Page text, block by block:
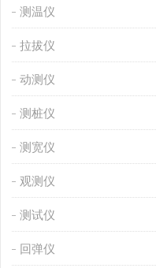
测温仪
拉拔仪
动测仪
测桩仪
测宽仪
观测仪
测试仪
回弹仪